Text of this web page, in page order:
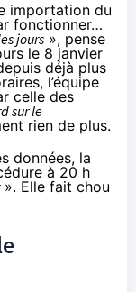
importation du
fonctionner…
jours », pense
le 8 janvier
déjà plus
l’équipe
celle des
sur le
rien de plus.
données, la
à 20 h
». Elle fait chou